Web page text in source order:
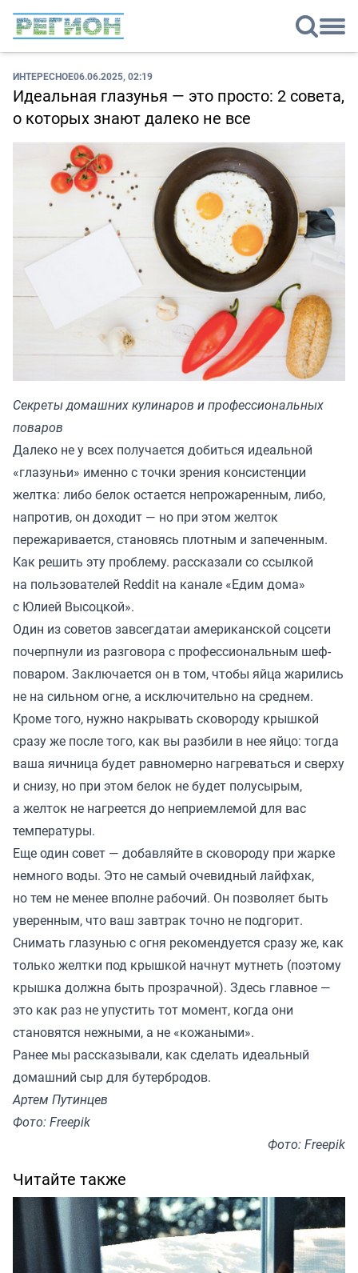
ИНТЕРЕСНОЕ06.06.2025, 02:19
Идеальная глазунья — это просто: 2 совета,
о которых знают далеко не все
Секреты домашних кулинаров и профессиональных
поваров
Далеко не у всех получается добиться идеальной
«глазуньи» именно с точки зрения консистенции
желтка: либо белок остается непрожаренным, либо,
напротив, он доходит — но при этом желток
пережаривается, становясь плотным и запеченным.
Как решить эту проблему. рассказали со ссылкой
на пользователей Reddit на канале «Едим дома»
с Юлией Высоцкой».
Один из советов завсегдатаи американской соцсети
почерпнули из разговора с профессиональным шеф-
поваром. Заключается он в том, чтобы яйца жарились
не на сильном огне, а исключительно на среднем.
Кроме того, нужно накрывать сковороду крышкой
сразу же после того, как вы разбили в нее яйцо: тогда
ваша яичница будет равномерно нагреваться и сверху
и снизу, но при этом белок не будет полусырым,
а желток не нагреется до неприемлемой для вас
температуры.
Еще один совет — добавляйте в сковороду при жарке
немного воды. Это не самый очевидный лайфхак,
но тем не менее вполне рабочий. Он позволяет быть
уверенным, что ваш завтрак точно не подгорит.
Снимать глазунью с огня рекомендуется сразу же, как
только желтки под крышкой начнут мутнеть (поэтому
крышка должна быть прозрачной). Здесь главное —
это как раз не упустить тот момент, когда они
становятся нежными, а не «кожаными».
Ранее мы рассказывали, как сделать идеальный
домашний сыр для бутербродов.
Артем Путинцев
Фото: Freepik
Фото: Freepik
Читайте также